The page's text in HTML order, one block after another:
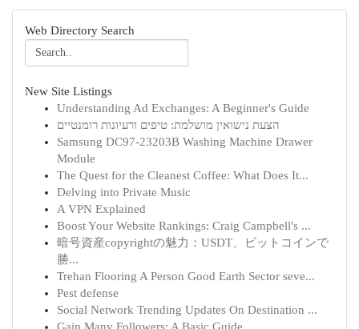
Web Directory Search
New Site Listings
Understanding Ad Exchanges: A Beginner's Guide
הצעת נישואין מושלמת: טיפים ורעיונות רומנטיים
Samsung DC97-23203B Washing Machine Drawer
Module
The Quest for the Cleanest Coffee: What Does It...
Delving into Private Music
A VPN Explained
Boost Your Website Rankings: Craig Campbell's ...
暗号資産copyrightの魅力：USDT、ビットコインで
勝...
Trehan Flooring A Person Good Earth Sector seve...
Pest defense
Social Network Trending Updates On Destination ...